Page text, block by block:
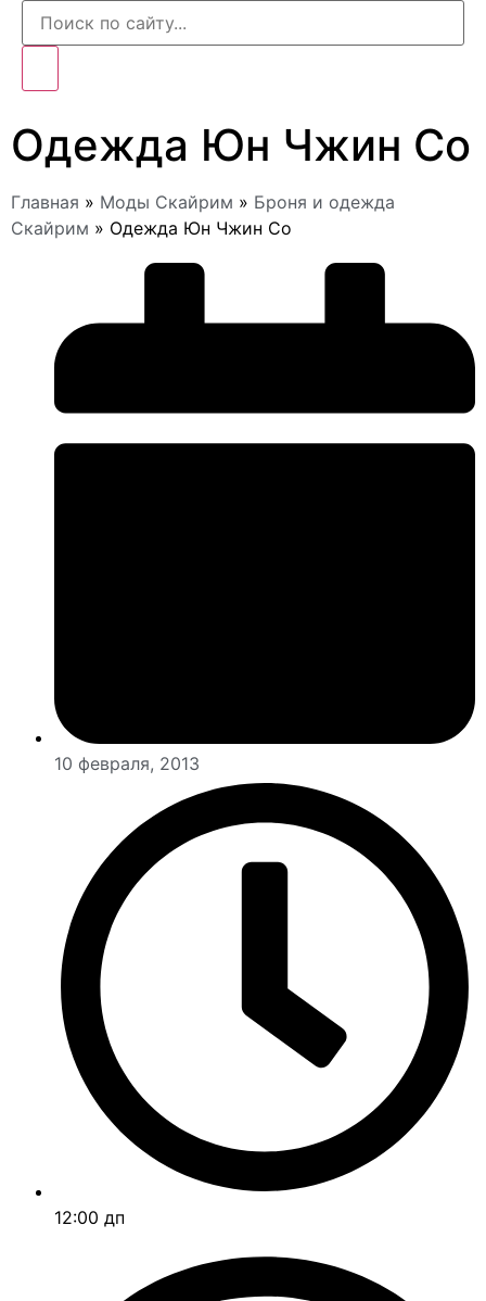
Одежда Юн Чжин Со
Главная » Моды Скайрим » Броня и одежда
Скайрим » Одежда Юн Чжин Со
10 февраля, 2013
12:00 дп